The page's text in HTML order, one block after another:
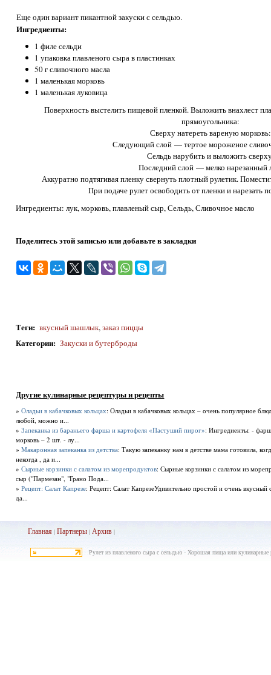
Еще один вариант пикантной закуски с сельдью.
Ингредиенты:
1 филе сельди
1 упаковка плавленого сыра в пластинках
50 г сливочного масла
1 маленькая морковь
1 маленькая луковица
Поверхность выстелить пищевой пленкой. Выложить внахлест
прямоугольника:
Сверху натереть вареную морковь:
Следующий слой — тертое мороженое
Сельдь нарубить и выложить
Последний слой — мелко нарезанный
Аккуратно подтягивая пленку свернуть плотный рулетик.
При подаче рулет освободить от пленки и нарезать
Ингредиенты: лук, морковь, плавленый сыр, Сельдь, Сливочное масло
Поделитесь этой записью или добавьте в закладки
Теги: вкусный шашлык,заказ пиццы
Категории: Закуски и бутерброды
Другие кулинарные рецептуры и рецепты
»Оладьи в кабачковых кольцах: Оладьи в кабачковых кольцах – очень популярное
любой, можно и...
»Запеканка из бараньего фарша и картофеля «Пастуший пирог»: Ингредиенты: -
морковь – 2 шт. - лу...
»Макаронная запеканка из детства: Такую запеканку нам в детстве мама готовила,
некогда , да и...
»Сырные корзинки с салатом из морепродуктов: Сырные корзинки с салатом из
сыр ("Пармезан", "Грано Пода...
»Рецепт: Салат Капрезе: Рецепт: Салат КапрезеУдивительно простой и очень вкусный
да...
Главная |Партнеры |Архив |
Рулет из плавленого сыра с сельдью - Хорошая пища или